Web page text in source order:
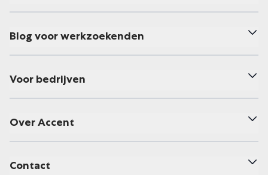
Blog voor werkzoekenden
Voor bedrijven
Over Accent
Contact